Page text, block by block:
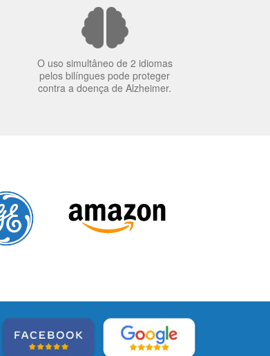
O uso simultâneo de 2 idiomas
pelos bilíngues pode proteger
contra a doença de Alzheimer.